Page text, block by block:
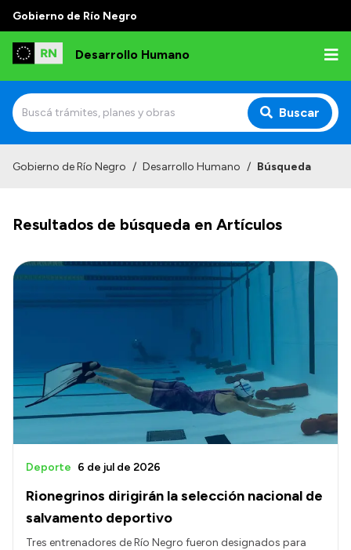
Gobierno de Río Negro
Desarrollo Humano
Buscar
Misión
Autoridades
Delegaciones
Normativa
Transparencia
Presupuesto
Compras y licitaciones
Consulta de pago a proveedores
Convocatorias
Gobierno de Río Negro / Desarrollo Humano / Búsqueda
Resultados de búsqueda en Artículos
Rionegrinos dirigirán la selección nacional de
salvamento deportivo
Deporte 6 de jul de 2026
Tres entrenadores de Río Negro fueron designados para